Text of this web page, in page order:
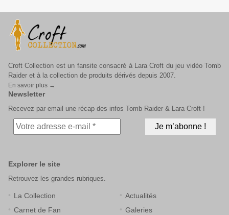
Croft Collection est un fansite consacré à Lara Croft du jeu vidéo Tomb
Raider et à la collection de produits dérivés depuis 2007.
En savoir plus →
Newsletter
Recevez par email une récap des infos Tomb Raider & Lara Croft !
Explorer le site
Retrouvez les grandes rubriques.
La Collection
Actualités
Carnet de Fan
Galeries